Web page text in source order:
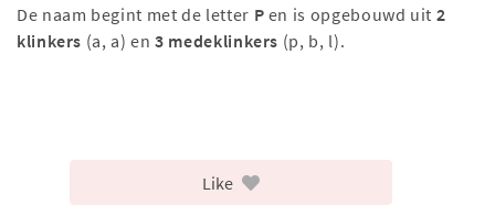
De naam begint met de letter P en is opgebouwd uit 2
klinkers (a, a) en3 medeklinkers (p, b, l).
Like